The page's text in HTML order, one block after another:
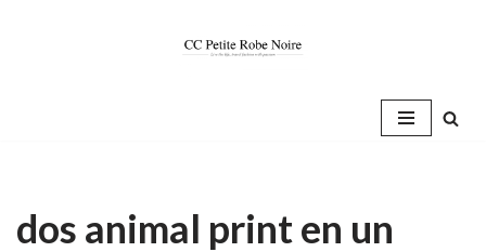
dos animal print en un